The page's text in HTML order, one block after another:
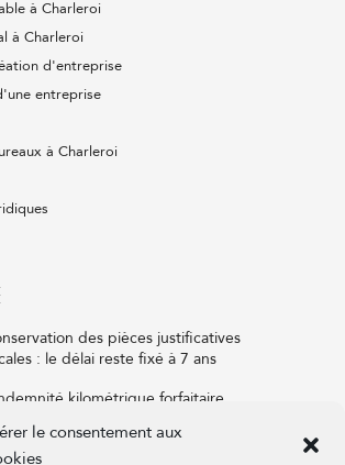
le consentement aux
à Charleroi
à Charleroi
d'entreprise
entreprise
à Charleroi
des pièces justificatives
: le délai reste fixé à 7 ans
kilométrique forfaitaire,
? Pour qui ? On vous dit tout !
et réserve de liquidation : que va